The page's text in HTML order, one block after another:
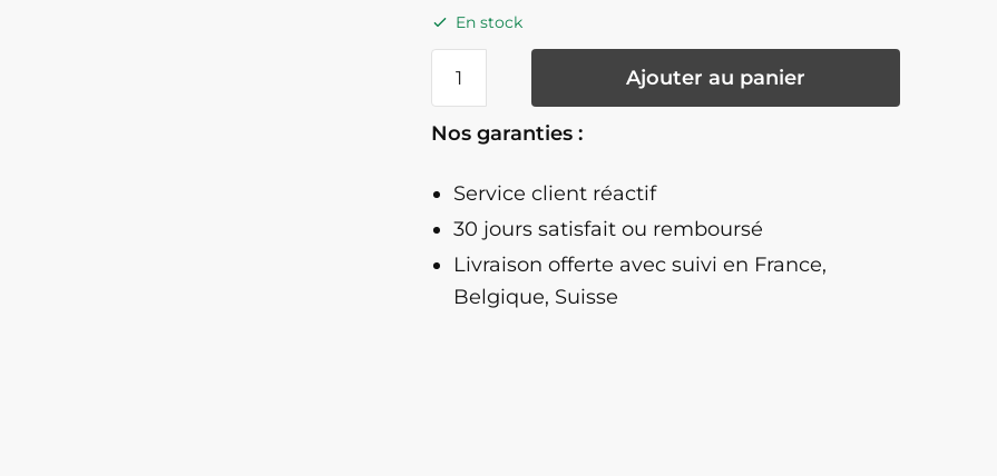
En stock
Plante
Ajouter au panier
Nos garanties :
Service client réactif
30 jours satisfait ou remboursé
Livraison offerte avec suivi en France,
Belgique, Suisse